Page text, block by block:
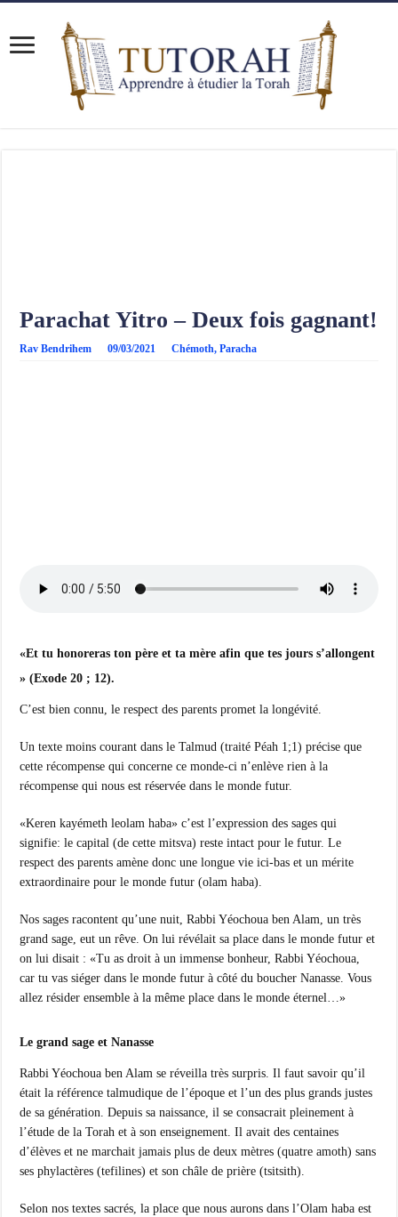
Parachat Yitro – Deux fois gagnant!
Rav Bendrihem 09/03/2021 Chémoth,Paracha
«Et tu honoreras ton père et ta mère afin que tes jours s’allongent
» (Exode 20 ; 12).
C’est bien connu, le respect des parents promet la longévité.
Un texte moins courant dans le Talmud (traité Péah 1;1) précise que
cette récompense qui concerne ce monde-ci n’enlève rien à la
récompense qui nous est réservée dans le monde futur.
«Keren kayémeth leolam haba» c’est l’expression des sages qui
signifie: le capital (de cette mitsva) reste intact pour le futur. Le
respect des parents amène donc une longue vie ici-bas et un mérite
extraordinaire pour le monde futur (olam haba).
Nos sages racontent qu’une nuit, Rabbi Yéochoua ben Alam, un très
grand sage, eut un rêve. On lui révélait sa place dans le monde futur et
on lui disait : «Tu as droit à un immense bonheur, Rabbi Yéochoua,
car tu vas siéger dans le monde futur à côté du boucher Nanasse. Vous
allez résider ensemble à la même place dans le monde éternel…»
Le grand sage et Nanasse
Rabbi Yéochoua ben Alam se réveilla très surpris. Il faut savoir qu’il
était la référence talmudique de l’époque et l’un des plus grands justes
de sa génération. Depuis sa naissance, il se consacrait pleinement à
l’étude de la Torah et à son enseignement. Il avait des centaines
d’élèves et ne marchait jamais plus de deux mètres (quatre amoth) sans
ses phylactères (tefilines) et son châle de prière (tsitsith).
Selon nos textes sacrés, la place que nous aurons dans l’Olam haba est